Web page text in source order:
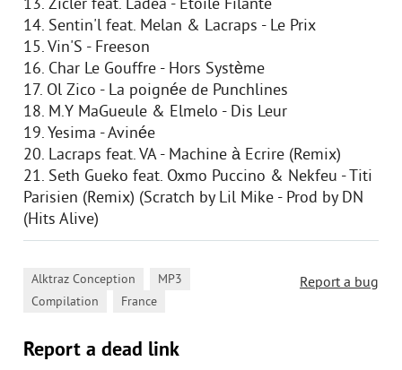
13. Zicler feat. Ladea - Etoile Filante
14. Sentin'l feat. Melan & Lacraps - Le Prix
15. Vin'S - Freeson
16. Char Le Gouffre - Hors Système
17. Ol Zico - La poignée de Punchlines
18. M.Y MaGueule & Elmelo - Dis Leur
19. Yesima - Avinée
20. Lacraps feat. VA - Machine à Ecrire (Remix)
21. Seth Gueko feat. Oxmo Puccino & Nekfeu - Titi
Parisien (Remix) (Scratch by Lil Mike - Prod by DN
(Hits Alive)
Report a bug
Alktraz Conception MP3
Compilation France
Report a dead link